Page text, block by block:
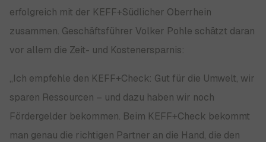
erfolgreich mit der KEFF+Südlicher Oberrhein
zusammen. Geschäftsführer Volker Pohle schätzt daran
vor allem die Zeit- und Kostenersparnis:
„Ich empfehle den KEFF+Check: Gut für die Umwelt, wir
sparen Ressourcen – und dazu haben wir noch
Fördergelder bekommen. Beim KEFF+Check bekommt
man genau die richtigen Partner an die Hand, die den